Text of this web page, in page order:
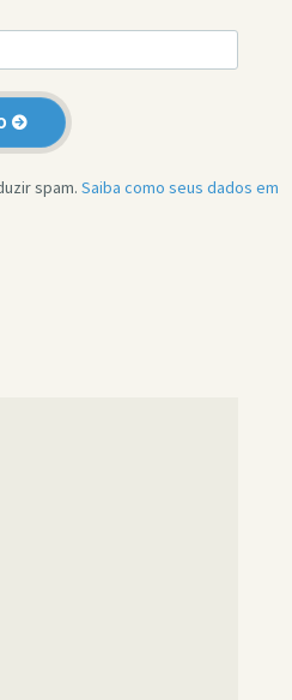
spam. Saiba como seus dados em